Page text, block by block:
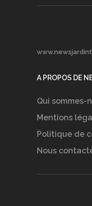
A PROPOS DE
Qui sommes-
Mentions
Politique de
Nous